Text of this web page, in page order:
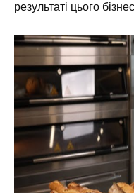
результаті цього